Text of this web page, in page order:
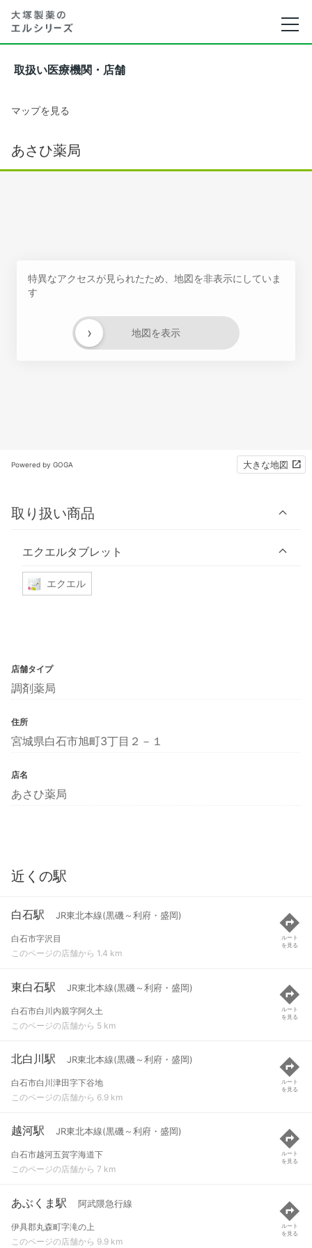
取扱い医療機関・店舗
マップを見る
あさひ薬局
特異なアクセスが見られたため、地図を非表示にしていま
す
地図を表示
›
Powered by GOGA 大きな地図
取り扱い商品
エクエルタブレット
エクエル
店舗タイプ
調剤薬局
住所
宮城県白石市旭町3丁目２－１
店名
あさひ薬局
近くの駅
白石駅 JR東北本線(黒磯～利府・盛岡)
白石市字沢目
このページの店舗から 1.4 km
ルート
を見る
東白石駅 JR東北本線(黒磯～利府・盛岡)
白石市白川内親字阿久土
このページの店舗から 5 km
ルート
を見る
北白川駅 JR東北本線(黒磯～利府・盛岡)
白石市白川津田字下谷地
このページの店舗から 6.9 km
ルート
を見る
越河駅 JR東北本線(黒磯～利府・盛岡)
白石市越河五賀字海道下
このページの店舗から 7 km
ルート
を見る
あぶくま駅 阿武隈急行線
伊具郡丸森町字滝の上
このページの店舗から 9.9 km
ルート
を見る